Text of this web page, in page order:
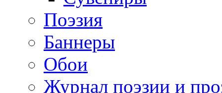
Поэзия
Баннеры
Обои
Журнал поэзии и